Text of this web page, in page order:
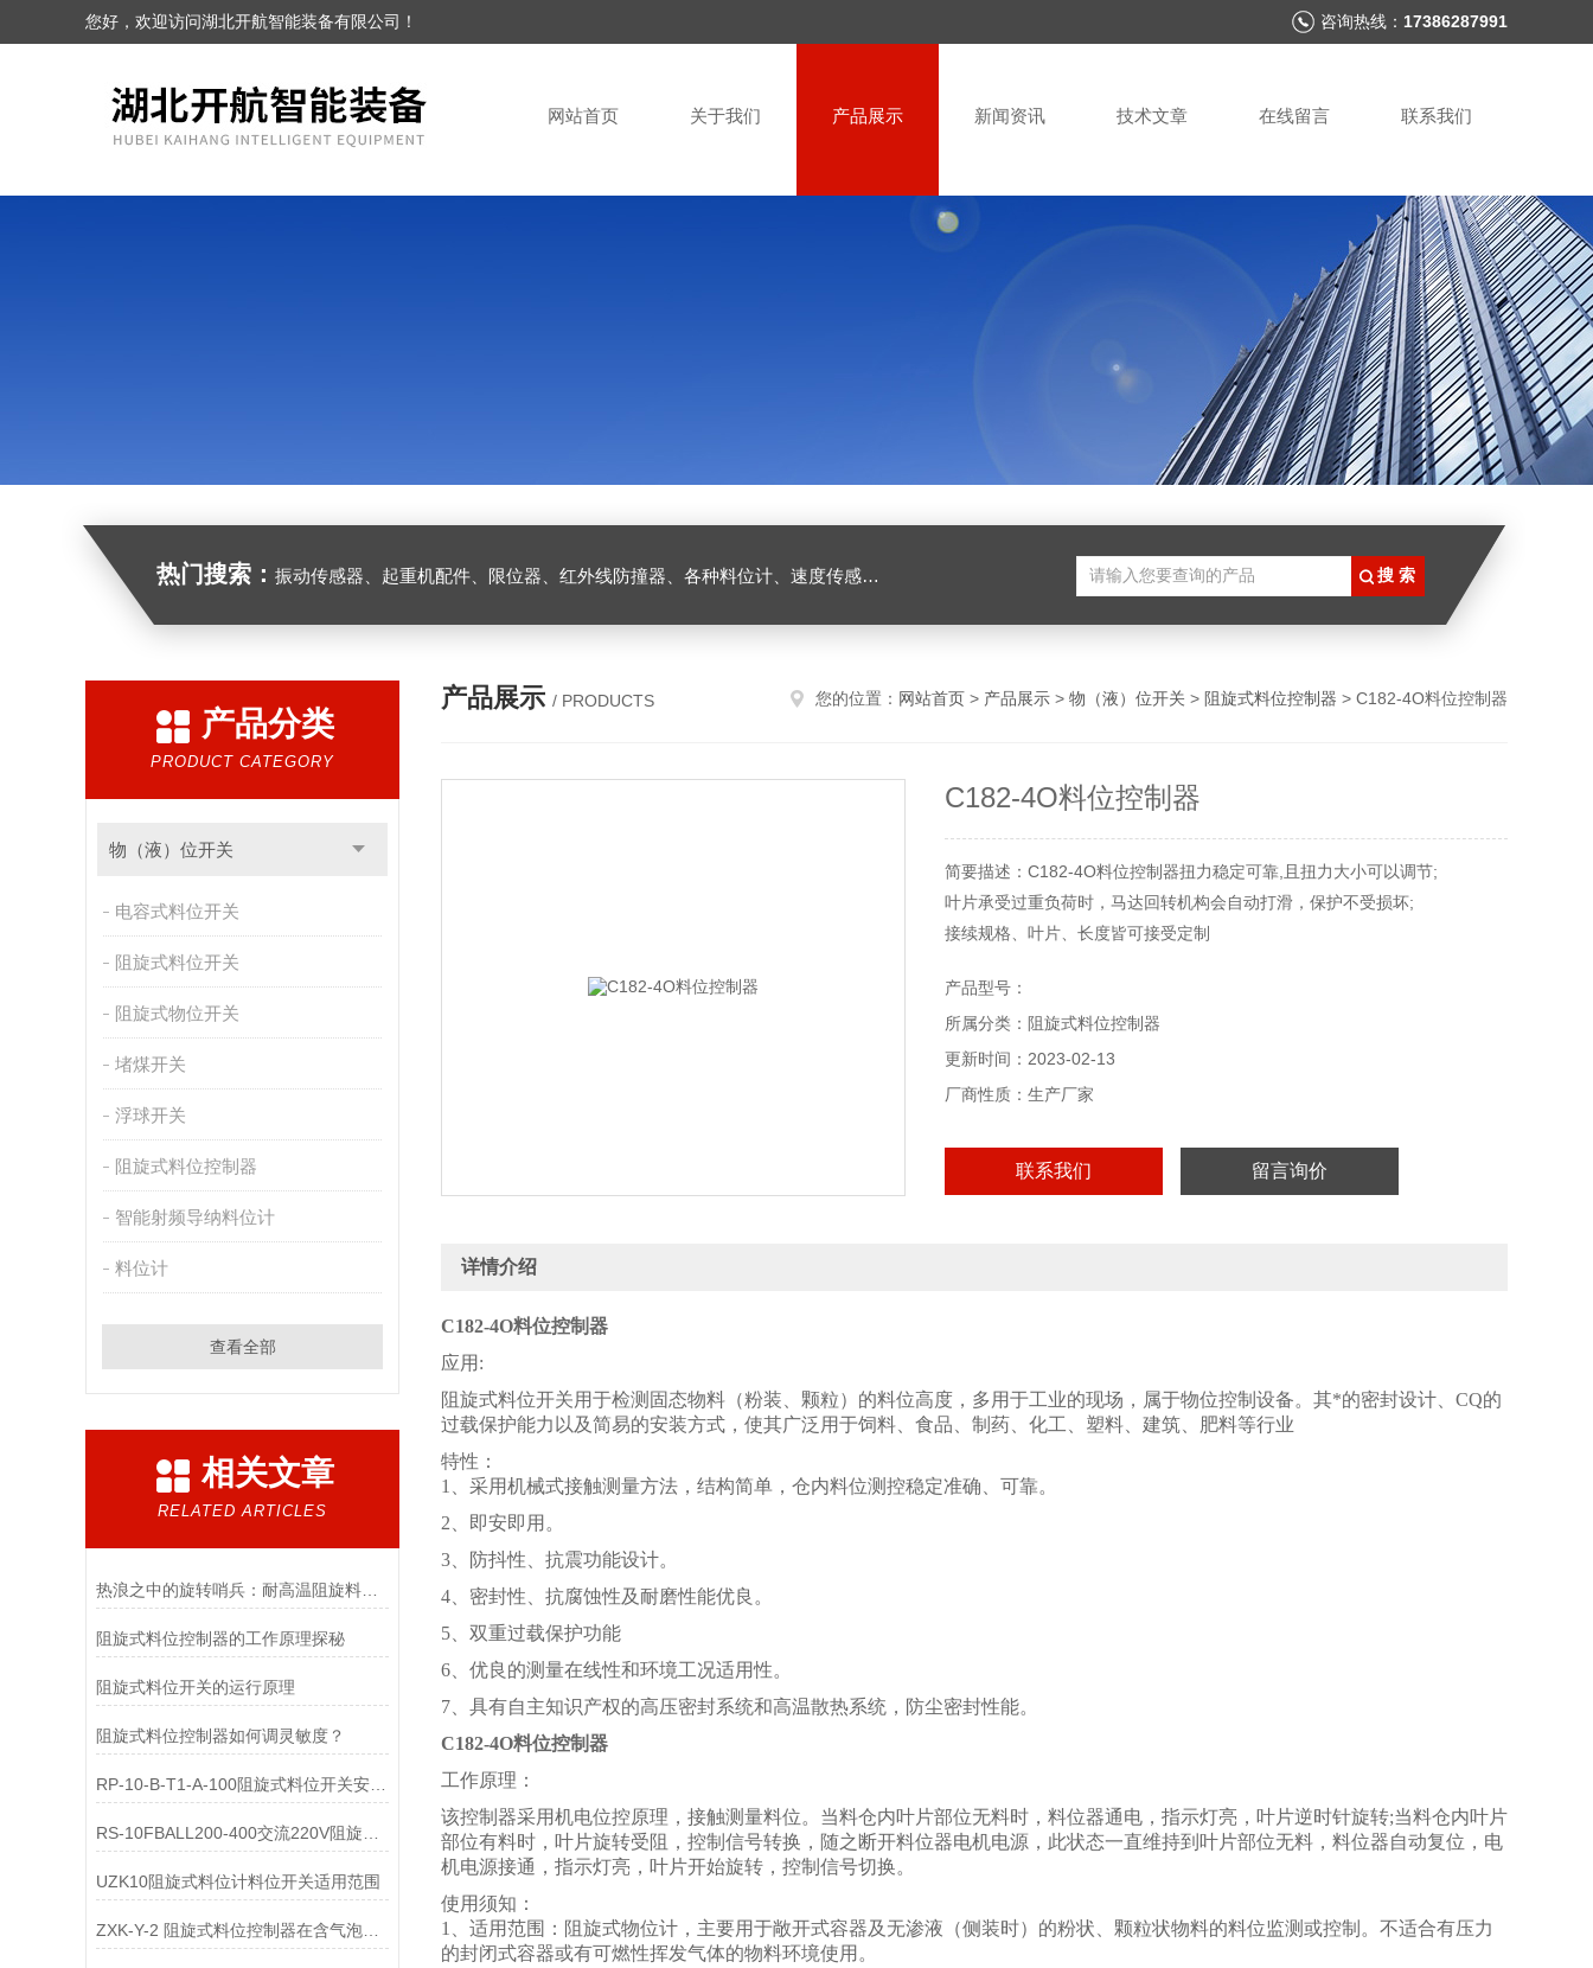
您好，欢迎访问湖北开航智能装备有限公司！ 咨询热线： 17386287991
网站首页 关于我们 产品展示 新闻资讯 技术文章 在线留言 联系我们
热门搜索： 振动传感器、起重机配件、限位器、红外线防撞器、各种料位计、速度传感器、堵煤开关等
产品分类
PRODUCT CATEGORY
物（液）位开关
电容式料位开关
阻旋式料位开关
阻旋式物位开关
堵煤开关
浮球开关
阻旋式料位控制器
智能射频导纳料位计
料位计
查看全部
相关文章
RELATED ARTICLES
热浪之中的旋转哨兵：耐高温阻旋料位开关在料仓中的阻矩传感与隔绝逻辑
阻旋式料位控制器的工作原理探秘
阻旋式料位开关的运行原理
阻旋式料位控制器如何调灵敏度？
RP-10-B-T1-A-100阻旋式料位开关安装说明
UZK10阻旋式料位计料位开关适用范围
ZXK-Y-2 阻旋式料位控制器在含气泡液体中显示值偏大的原因是什么？
产品展示 / PRODUCTS 您的位置： 网站首页 > 产品展示 > 物（液）位开关 > 阻旋式料位控制器 > C182-4O料位控制器
C182-4O料位控制器
简要描述：C182-4O料位控制器扭力稳定可靠,且扭力大小可以调节;
叶片承受过重负荷时，马达回转机构会自动打滑，保护不受损坏;
接续规格、叶片、长度皆可接受定制
产品型号：
所属分类：阻旋式料位控制器
更新时间：2023-02-13
厂商性质：生产厂家
联系我们 留言询价
详情介绍
C182-4O料位控制器
应用:
阻旋式料位开关用于检测固态物料（粉装、颗粒）的料位高度，多用于工业的现场，属于物位控制设备。其*的密封设计、CQ的
过载保护能力以及简易的安装方式，使其广泛用于饲料、食品、制药、化工、塑料、建筑、肥料等行业
特性：
1、采用机械式接触测量方法，结构简单，仓内料位测控稳定准确、可靠。
2、即安即用。
3、防抖性、抗震功能设计。
4、密封性、抗腐蚀性及耐磨性能优良。
5、双重过载保护功能
6、优良的测量在线性和环境工况适用性。
7、具有自主知识产权的高压密封系统和高温散热系统，防尘密封性能。
C182-4O料位控制器
工作原理：
该控制器采用机电位控原理，接触测量料位。当料仓内叶片部位无料时，料位器通电，指示灯亮，叶片逆时针旋转;当料仓内叶片
部位有料时，叶片旋转受阻，控制信号转换，随之断开料位器电机电源，此状态一直维持到叶片部位无料，料位器自动复位，电
机电源接通，指示灯亮，叶片开始旋转，控制信号切换。
使用须知：
1、适用范围：阻旋式物位计，主要用于敞开式容器及无渗液（侧装时）的粉状、颗粒状物料的料位监测或控制。不适合有压力
的封闭式容器或有可燃性挥发气体的物料环境使用。